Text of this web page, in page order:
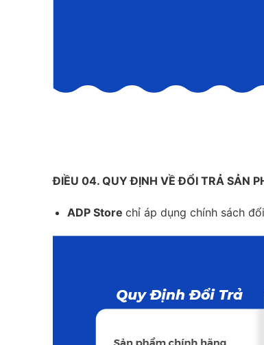
ĐIỀU 04. QUY ĐỊNH VỀ ĐỔI TRẢ SẢN
ADP Store chỉ áp dụng chính sách